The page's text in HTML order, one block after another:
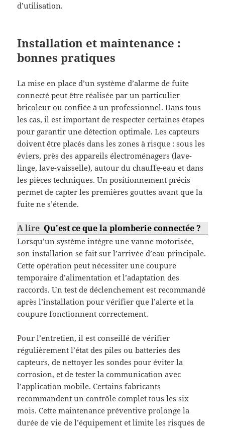
d’utilisation.
Installation et maintenance :
bonnes pratiques
La mise en place d’un système d’alarme de fuite
connecté peut être réalisée par un particulier
bricoleur ou confiée à un professionnel. Dans tous
les cas, il est important de respecter certaines étapes
pour garantir une détection optimale. Les capteurs
doivent être placés dans les zones à risque : sous les
éviers, près des appareils électroménagers (lave-
linge, lave-vaisselle), autour du chauffe-eau et dans
les pièces techniques. Un positionnement précis
permet de capter les premières gouttes avant que la
fuite ne s’étende.
A lire Qu'est ce que la plomberie connectée ?
Lorsqu’un système intègre une vanne motorisée,
son installation se fait sur l’arrivée d’eau principale.
Cette opération peut nécessiter une coupure
temporaire d’alimentation et l’adaptation des
raccords. Un test de déclenchement est recommandé
après l’installation pour vérifier que l’alerte et la
coupure fonctionnent correctement.
Pour l’entretien, il est conseillé de vérifier
régulièrement l’état des piles ou batteries des
capteurs, de nettoyer les sondes pour éviter la
corrosion, et de tester la communication avec
l’application mobile. Certains fabricants
recommandent un contrôle complet tous les six
mois. Cette maintenance préventive prolonge la
durée de vie de l’équipement et limite les risques de